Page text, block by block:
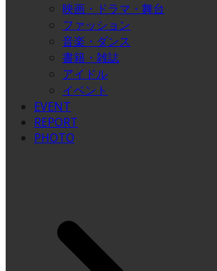
映画・ドラマ・舞台
ファッション
音楽・ダンス
書籍・雑誌
アイドル
イベント
EVENT
REPORT
PHOTO